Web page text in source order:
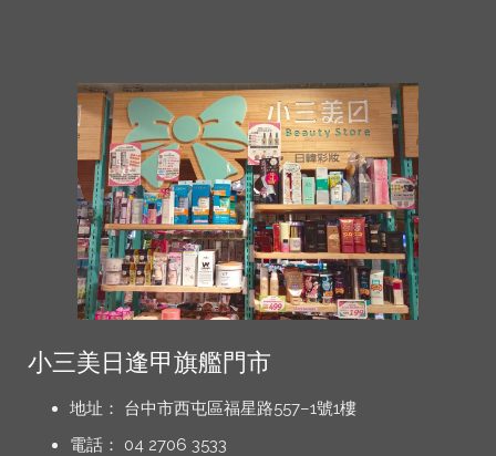
小三美日逢甲旗艦門市
地址： 台中市西屯區福星路557–1號1樓
電話： 04 2706 3533